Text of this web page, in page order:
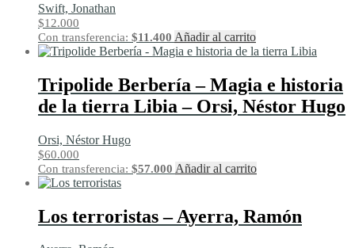
Swift, Jonathan
$12.000
Con transferencia: $11.400 Añadir al carrito
Tripolide Berbería – Magia e historia
de la tierra Libia – Orsi, Néstor Hugo
Orsi, Néstor Hugo
$60.000
Con transferencia: $57.000 Añadir al carrito
Los terroristas – Ayerra, Ramón